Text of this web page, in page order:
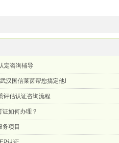
定咨询辅导
汉国信莱茵帮您搞定他!
评估认证咨询流程
如何办理？
项目